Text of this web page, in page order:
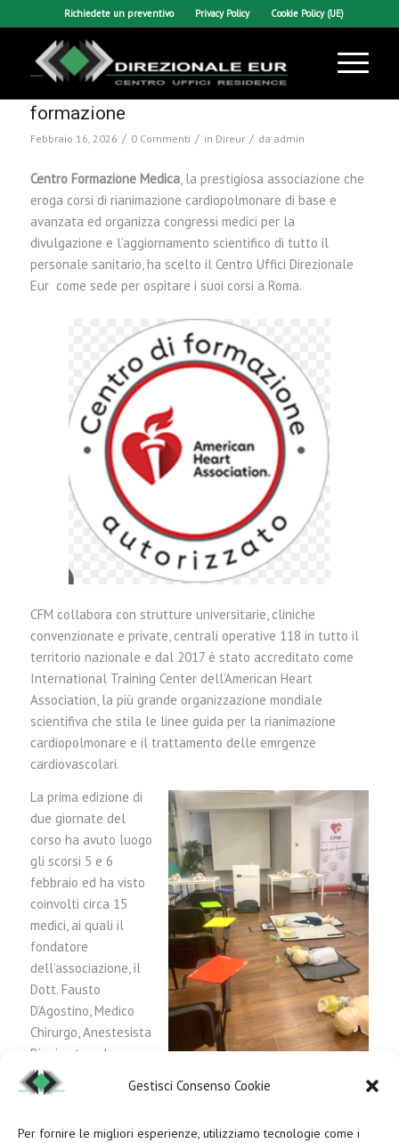
Gestisci Consenso Cookie
Per fornire le migliori esperienze, utilizziamo tecnologie come i
Richiedete un preventivo Privacy Policy Cookie Policy (UE)
CFM sceglie il Centro Ufficio Direzionale
Eur di Roma come sede dei suoi corsi di
formazione
Febbraio 16, 2026 / 0 Commenti / in Direur / da admin
Centro Formazione Medica, la prestigiosa associazione che
eroga corsi di rianimazione cardiopolmonare di base e
avanzata ed organizza congressi medici per la
divulgazione e l’aggiornamento scientifico di tutto il
personale sanitario, ha scelto il Centro Uffici Direzionale
Eur come sede per ospitare i suoi corsi a Roma.
CFM collabora con strutture universitarie, cliniche
convenzionate e private, centrali operative 118 in tutto il
territorio nazionale e dal 2017 è stato accreditato come
International Training Center dell’American Heart
Association, la più grande organizzazione mondiale
scientifiva che stila le linee guida per la rianimazione
cardiopolmonare e il trattamento delle emrgenze
cardiovascolari.
La prima edizione di
due giornate del
corso ha avuto luogo
gli scorsi 5 e 6
febbraio ed ha visto
coinvolti circa 15
medici, ai quali il
fondatore
dell’associazione, il
Dott. Fausto
D’Agostino, Medico
Chirurgo, Anestesista
Rianimatore, ha
erogato una formazione specifica sulle manovre salvavita
pediatriche.